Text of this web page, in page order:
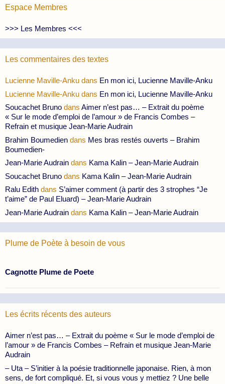
Espace Membres
>>> Les Membres <<<
Les commentaires des textes
Lucienne Maville-Anku dans En mon ici, Lucienne Maville-Anku
Lucienne Maville-Anku dans En mon ici, Lucienne Maville-Anku
Soucachet Bruno dans Aimer n’est pas… – Extrait du poème
« Sur le mode d’emploi de l’amour » de Francis Combes –
Refrain et musique Jean-Marie Audrain
Brahim Boumedien dans Mes bras restés ouverts – Brahim
Boumedien-
Jean-Marie Audrain dans Kama Kalin – Jean-Marie Audrain
Soucachet Bruno dans Kama Kalin – Jean-Marie Audrain
Ralu Edith dans S’aimer comment (à partir des 3 strophes “Je
t’aime” de Paul Eluard) – Jean-Marie Audrain
Jean-Marie Audrain dans Kama Kalin – Jean-Marie Audrain
Plume de Poète à besoin de vous
Cagnotte Plume de Poete
Les écrits récents des auteurs
Aimer n’est pas… – Extrait du poème « Sur le mode d’emploi de
l’amour » de Francis Combes – Refrain et musique Jean-Marie
Audrain
– Uta – S’initier à la poésie traditionnelle japonaise. Rien, à mon
sens, de fort compliqué. Et, si vous vous y mettiez ? Une belle